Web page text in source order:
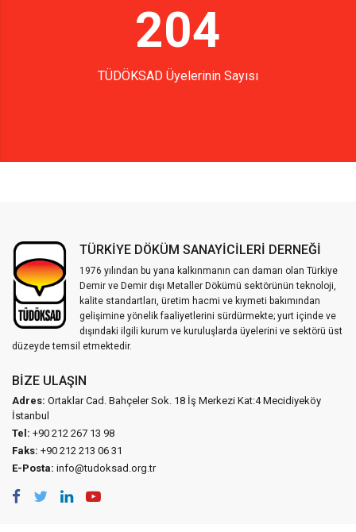
204
TÜDÖKSAD Üyelerinin Sayısı
TÜRKİYE DÖKÜM SANAYİCİLERİ DERNEĞİ
1976 yılından bu yana kalkınmanın can damarı olan Türkiye
Demir ve Demir dışı Metaller Dökümü sektörünün teknoloji,
kalite standartları, üretim hacmi ve kıymeti bakımından
gelişimine yönelik faaliyetlerini sürdürmekte; yurt içinde ve
dışındaki ilgili kurum ve kuruluşlarda üyelerini ve sektörü üst
düzeyde temsil etmektedir.
BIZE ULAŞIN
Adres: Ortaklar Cad. Bahçeler Sok. 18 İş Merkezi Kat:4 Mecidiyeköy
İstanbul
Tel: +90 212 267 13 98
Faks: +90 212 213 06 31
E-Posta: info@tudoksad.org.tr